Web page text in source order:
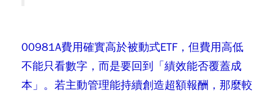
00981A費用確實高於被動式ETF，但費用高低
不能只看數字，而是要回到「績效能否覆蓋成
本」。若主動管理能持續創造超額報酬，那麼較